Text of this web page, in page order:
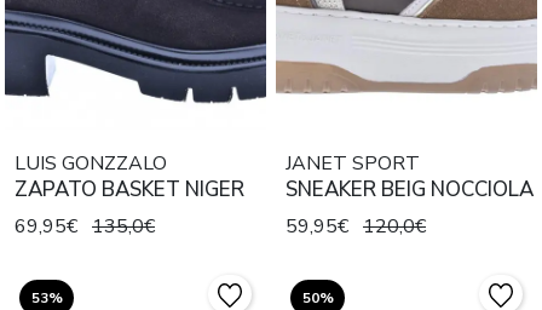
LUIS GONZZALO
ZAPATO BASKET NIGER
69,95€ 135,0€
JANET SPORT
SNEAKER BEIG NOCCIOLA
59,95€ 120,0€
53% 50%